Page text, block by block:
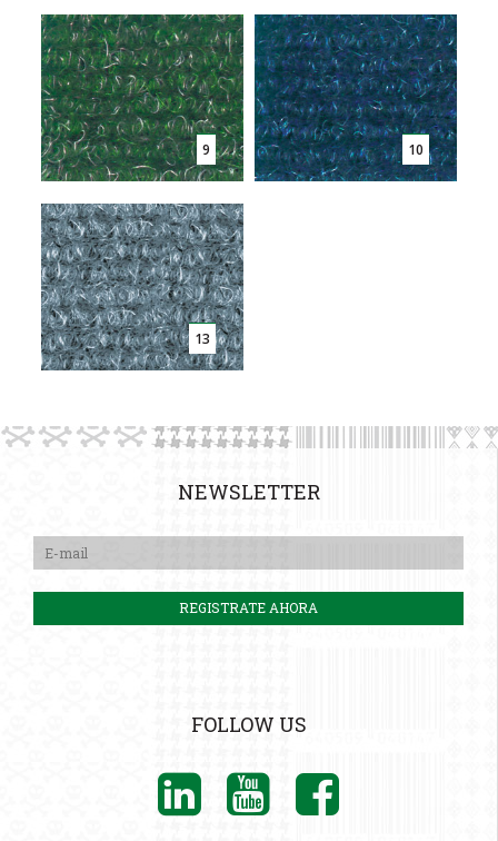
9 10
13
NEWSLETTER
FOLLOW US